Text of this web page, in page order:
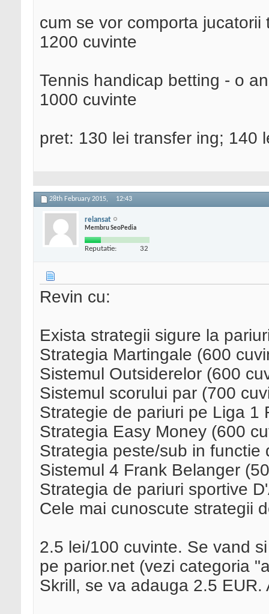
cum se vor comporta
1200 cuvinte
Tennis handicap betting - o
1000 cuvinte
pret: 130 lei transfer ing; 140
28th February 2015, 12:43
relansat
Membru SeoPedia
Reputatie: 32
Revin cu:
Exista strategii sigure la
Strategia Martingale (600
Sistemul Outsiderelor (600
Sistemul scorului par (700
Strategie de pariuri pe Liga 1
Strategia Easy Money (600
Strategia peste/sub in functie
Sistemul 4 Frank Belanger
Strategia de pariuri sportive
Cele mai cunoscute strategii
2.5 lei/100 cuvinte. Se vand
pe parior.net (vezi categoria
Skrill, se va adauga 2.5